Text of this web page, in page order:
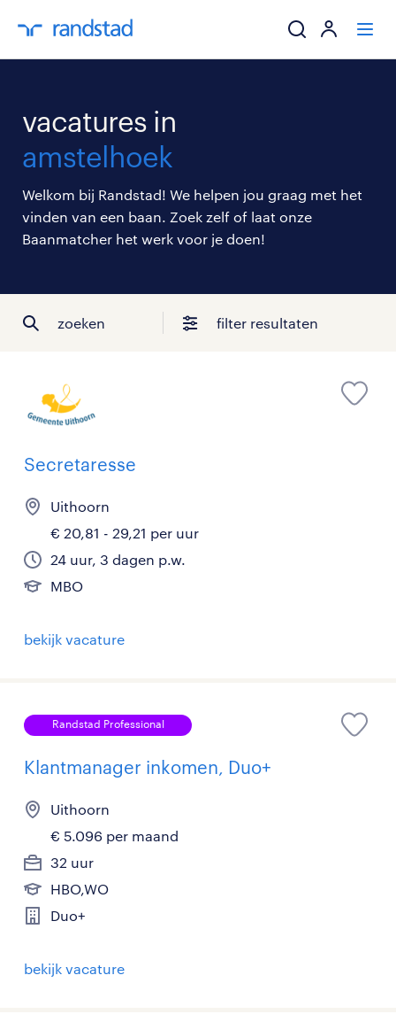
mijn carrière
over randstad
vacatures in
amstelhoek
Welkom bij Randstad! We helpen jou graag met het
vinden van een baan. Zoek zelf of laat onze
Baanmatcher het werk voor je doen!
zoeken filter resultaten
Secretaresse
Uithoorn
€ 20,81 - 29,21 per uur
24 uur, 3 dagen p.w.
MBO
bekijk vacature
Randstad Professional
Klantmanager inkomen, Duo+
Uithoorn
€ 5.096 per maand
32 uur
HBO,WO
Duo+
bekijk vacature